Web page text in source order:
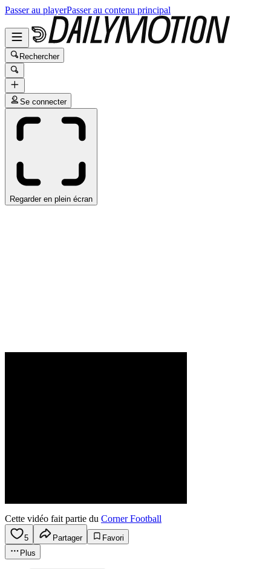
Passer au playerPasser au contenu principal
Rechercher
Se connecter
Regarder en plein écran
Cette vidéo fait partie du Corner Football
5 Partager
Favori
Plus